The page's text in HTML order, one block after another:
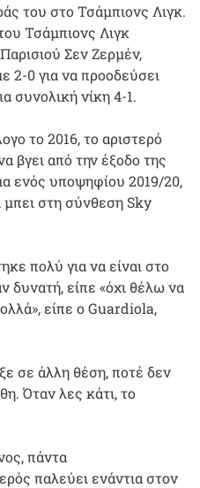
του στο Τσάμπιονς Λιγκ.
Τσάμπιονς Λιγκ
Σεν Ζερμέν,
2-0 για να προοδεύσει
συνολική νίκη 4-1.
το 2016, το αριστερό
βγει από την έξοδο της
ενός υποψηφίου 2019/20,
στη σύνθεση Sky
πολύ για να είναι στο
δυνατή, είπε «όχι θέλω να
είπε ο Guardiola,
σε άλλη θέση, ποτέ δεν
Όταν λες κάτι, το
πάντα
παλεύει ενάντια στον